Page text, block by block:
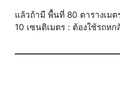
แล้วถ้ามี พื้นที่ 80 ตารางเม
10 เซนติเมตร : ต้องใช้รถห